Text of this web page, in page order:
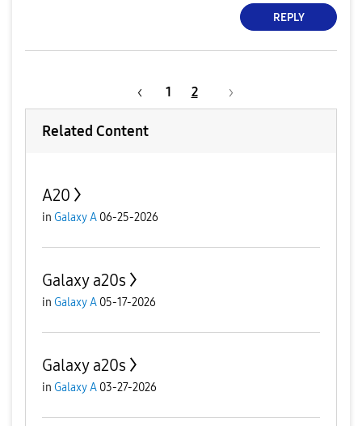
REPLY
1 2
Related Content
A20
in Galaxy A 06-25-2026
Galaxy a20s
in Galaxy A 05-17-2026
Galaxy a20s
in Galaxy A 03-27-2026